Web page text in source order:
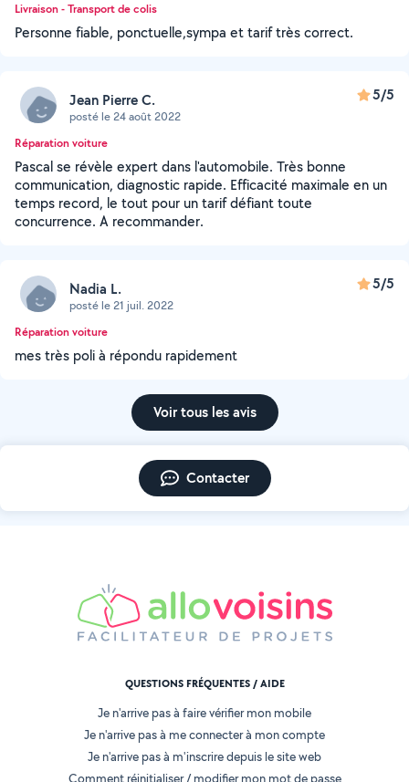
Livraison - Transport de colis
Personne fiable, ponctuelle,sympa et tarif très correct.
Jean Pierre C.
posté le 24 août 2022
5/5
Réparation voiture
Pascal se révèle expert dans l'automobile. Très bonne
communication, diagnostic rapide. Efficacité maximale en un
temps record, le tout pour un tarif défiant toute
concurrence. A recommander.
Nadia L.
posté le 21 juil. 2022
5/5
Réparation voiture
mes très poli à répondu rapidement
Voir tous les avis
Contacter
QUESTIONS FRÉQUENTES / AIDE
Je n'arrive pas à faire vérifier mon mobile
Je n'arrive pas à me connecter à mon compte
Je n'arrive pas à m'inscrire depuis le site web
Comment réinitialiser / modifier mon mot de passe